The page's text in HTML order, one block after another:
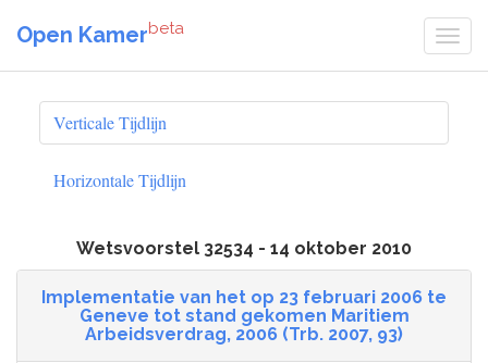
Open Kamerbeta
Verticale Tijdlijn
Horizontale Tijdlijn
Wetsvoorstel 32534 - 14 oktober 2010
Implementatie van het op 23 februari 2006 te
Geneve tot stand gekomen Maritiem
Arbeidsverdrag, 2006 (Trb. 2007, 93)